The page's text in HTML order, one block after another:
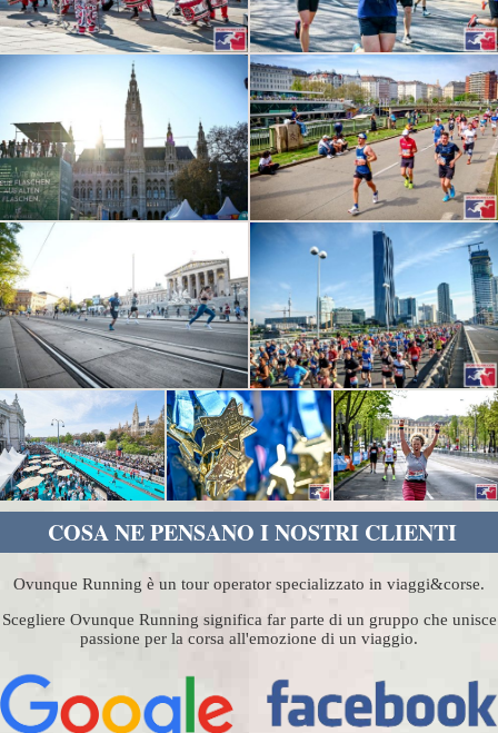
COSA NE PENSANO I NOSTRI CLIENTI
Ovunque Running è un tour operator specializzato in viaggi&corse.
Scegliere Ovunque Running significa far parte di un gruppo che unisce
passione per la corsa all'emozione di un viaggio.